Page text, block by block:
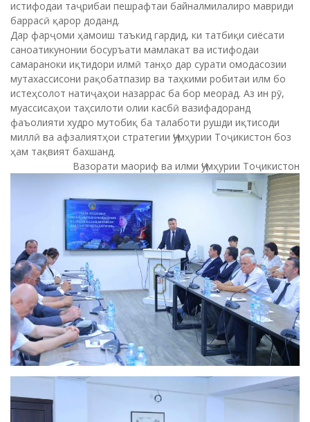
истифодаи таҷрибаи пешрафтаи байналмилалиро мавриди
баррасӣ қарор доданд.
Дар фарҷоми ҳамоиш таъкид гардид, ки татбиқи сиёсати
саноатикунонии босуръати мамлакат ва истифодаи
самараноки иқтидори илмӣ танҳо дар сурати омодасозии
мутахассисони рақобатпазир ва таҳкими робитаи илм бо
истеҳсолот натиҷаҳои назаррас ба бор меорад. Аз ин рӯ,
муассисаҳои таҳсилоти олии касбӣ вазифадоранд
фаъолияти худро мутобиқ ба талаботи рушди иқтисоди
миллӣ ва афзалиятҳои стратегии Ҷумҳурии Тоҷикистон боз
ҳам тақвият бахшанд.
Вазорати маориф ва илми Ҷумҳурии Тоҷикистон